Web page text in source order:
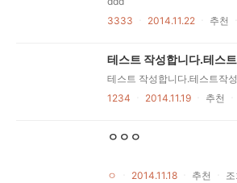
3333
2014.11.22 추천
테스트 작성합니다.테스
1234
2014.11.19 추천
ㅇㅇㅇ
ㅇ 2014.11.18 추천 조